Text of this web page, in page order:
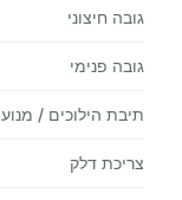
גובה חיצוני
גובה פנימי
תיבת הילוכים / מנוע
צריכת דלק